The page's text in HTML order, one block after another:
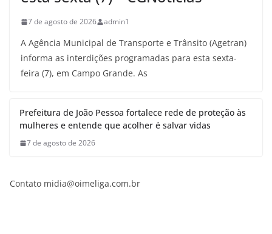
7 de agosto de 2026 admin1
A Agência Municipal de Transporte e Trânsito (Agetran)
informa as interdições programadas para esta sexta-
feira (7), em Campo Grande. As
Prefeitura de João Pessoa fortalece rede de proteção às
mulheres e entende que acolher é salvar vidas
7 de agosto de 2026
Contato midia@oimeliga.com.br